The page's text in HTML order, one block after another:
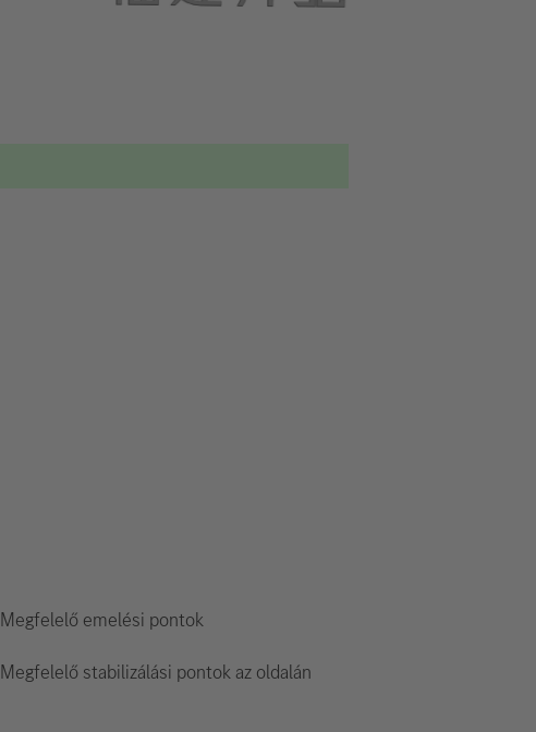
Megfelelő emelési pontok
Megfelelő stabilizálási pontok az oldalán